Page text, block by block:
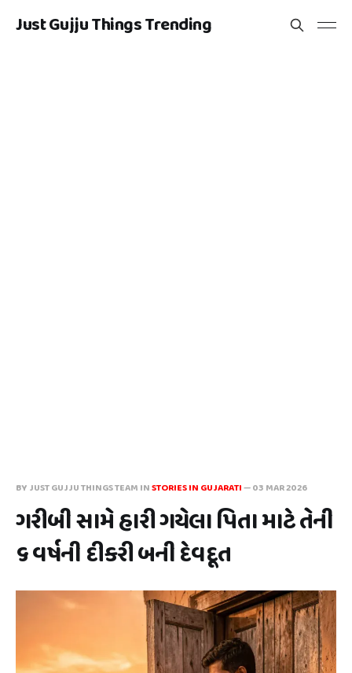
Just Gujju Things Trending
BY JUST GUJJU THINGS TEAM INSTORIES IN GUJARATI—03 MAR 2026
ગરીબી સામે હારી ગયેલા પિતા માટે તેની
૬ વર્ષની દીકરી બની દેવદૂત